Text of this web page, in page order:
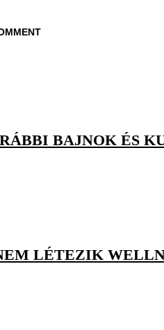
BAJNOK ÉS
LÉTEZIK